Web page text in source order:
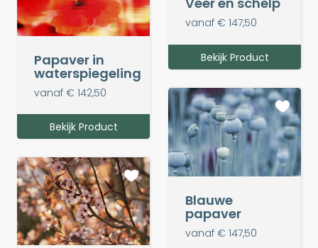
vanaf € 147,50
Bekijk Product
Papaver in
waterspiegeling
vanaf € 142,50
Bekijk Product
Blauwe
papaver
vanaf € 147,50